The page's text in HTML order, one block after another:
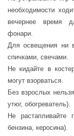
необходимости
вечернее время
фонари.
Для освещения ни
спичками, свечами.
Не кидайте в
могут взорваться.
Без взрослых
утюг, обогреватель).
Не растапливайте
бензина, керосина).